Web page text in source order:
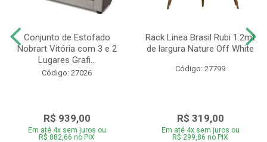
Conjunto de Estofado
Nobrart Vitória com 3 e 2
Lugares Grafi...
Código: 27026
R$ 939,00
Em até 4x sem juros ou
R$ 882,66 no PIX
Rack Linea Brasil Rubi 1.2mt
de largura Nature Off White
Código: 27799
R$ 319,00
Em até 4x sem juros ou
R$ 299,86 no PIX